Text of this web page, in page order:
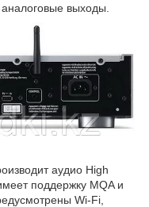
выходы.
аудио High
поддержку MQA и
Wi-Fi,